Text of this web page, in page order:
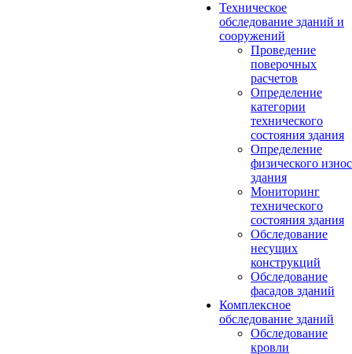
Техническое
обследование зданий и
сооружений
Проведение
поверочных
расчетов
Определение
категории
технического
состояния здания
Определение
физического
здания
Мониторинг
технического
состояния здания
Обследование
несущих
конструкций
Обследование
фасадов зданий
Комплексное
обследование зданий
Обследование
кровли